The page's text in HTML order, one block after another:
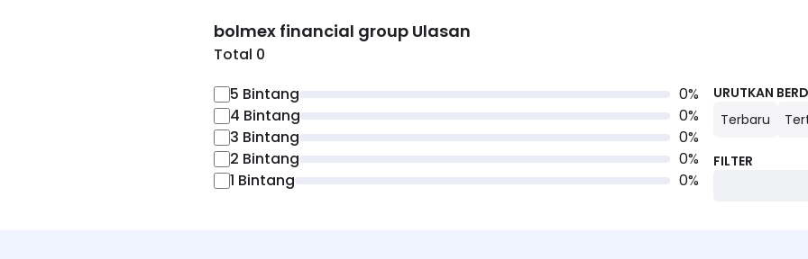
bolmex financial group Ulasan
Total 0
5 Bintang 0%
4 Bintang 0%
3 Bintang 0%
2 Bintang 0%
1 Bintang 0%
URUTKAN
Terbaru
FILTER